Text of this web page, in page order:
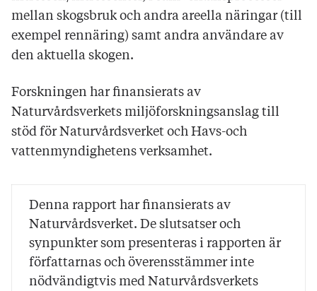
mellan skogsbruk och andra areella näringar (till
exempel rennäring) samt andra användare av
den aktuella skogen.
Forskningen har finansierats av
Naturvårdsverkets miljöforskningsanslag till
stöd för Naturvårdsverket och Havs-och
vattenmyndighetens verksamhet.
Denna rapport har finansierats av
Naturvårdsverket. De slutsatser och
synpunkter som presenteras i rapporten är
författarnas och överensstämmer inte
nödvändigtvis med Naturvårdsverkets